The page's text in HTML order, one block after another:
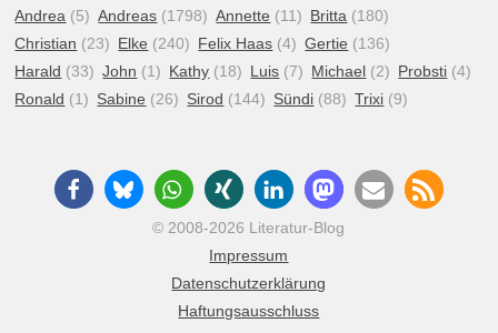
Andrea (5) Andreas (1798) Annette (11) Britta (180)
Christian (23) Elke (240) Felix Haas (4) Gertie (136)
Harald (33) John (1) Kathy (18) Luis (7) Michael (2) Probsti (4)
Ronald (1) Sabine (26) Sirod (144) Sündi (88) Trixi (9)
© 2008-2026 Literatur-Blog
Impressum
Datenschutzerklärung
Haftungsausschluss